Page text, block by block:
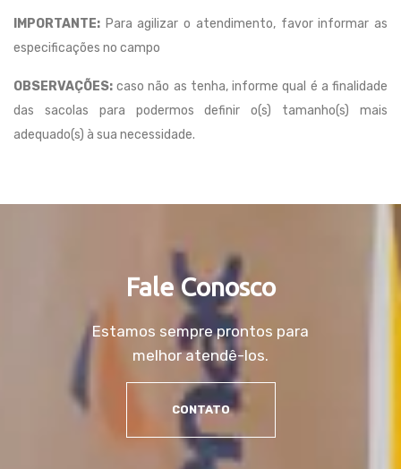
IMPORTANTE: Para agilizar o atendimento, favor informar as
especificações no campo
OBSERVAÇÕES:caso não as tenha, informe qual é a finalidade
das sacolas para podermos definir o(s) tamanho(s) mais
adequado(s) à sua necessidade.
Fale Conosco
Estamos sempre prontos para
melhor atendê-los.
CONTATO